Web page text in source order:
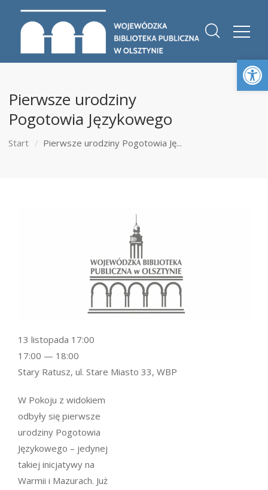
Pierwsze urodziny
Pogotowia Językowego
Start Pierwsze urodziny Pogotowia Ję...
W Pokoju z widokiem
odbyły się pierwsze
urodziny Pogotowia
Językowego – jedynej
takiej inicjatywy na
Warmii i Mazurach. Już
13 listopada 17:00
17:00 — 18:00
Stary Ratusz, ul. Stare Miasto 33, WBP